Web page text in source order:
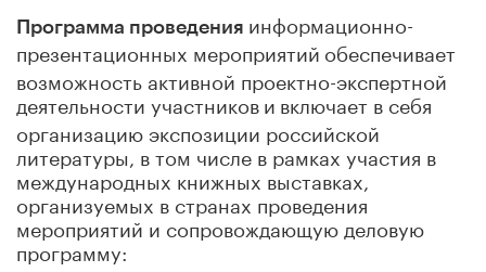
Программа проведения информационно-
презентационных мероприятий обеспечивает
возможность активной проектно-экспертной
деятельности участникови включает в себя
организацию экспозиции российской
литературы, в том числе в рамках участия в
международных книжных выставках,
организуемых в странах проведения
мероприятий и сопровождающую деловую
программу: